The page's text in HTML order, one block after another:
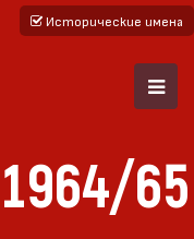
Исторические имена
65